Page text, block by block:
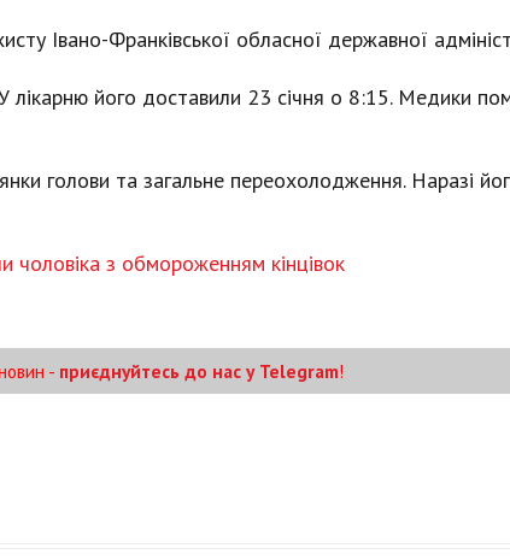
Івано-Франківської обласної державної
його доставили 23 січня о 8:15. Медики
голови та загальне переохолодження. Наразі
чоловіка з обмороженням кінцівок
- приєднуйтесь до нас у Telegram!